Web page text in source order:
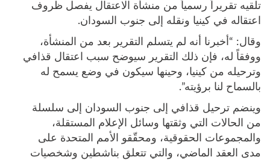
تلقيه تقريراً رسمياً من منشأة الاعتقال يفصل ظروف
اعتقاله في كينيا ونقله إلى جنوب السودان.
وقال: “أخبرنا أنه لم يتسلم التقرير بعد من المنشأة،
ووفقاً له، فإن ذلك التقرير سيوضح سبب اعتقال قذافي
وترحيله من كينيا، وحينها سيكون في وضع يسمح له
بالسماح لنا برؤيته”.
وينضم ترحيل قذافي إلى جنوب السودان إلى سلسلة
من الحالات التي وثقتها وسائل الإعلام المستقلة،
والمجموعات الحقوقية، ومحقّقو الأمم المتحدة على
مدى العقد الماضي، والتي تتعلق بناشطين وشخصيات